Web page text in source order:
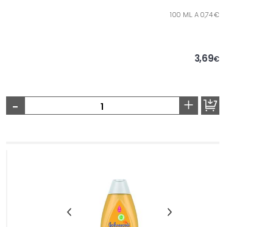
100 ML. A 0,74 €
3,69€
- +